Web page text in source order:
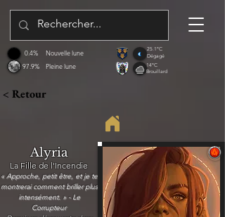
97.9%
0.4%
Pleine lune
Nouvelle lune
25.1°C
Dégagé
14°C
Brouillard
< Retour
Alyria
La Fille de l'Incendie
« Approche, petit être, et je te
montrerai comment briller plus
intensément. » - Le
Corrupteur